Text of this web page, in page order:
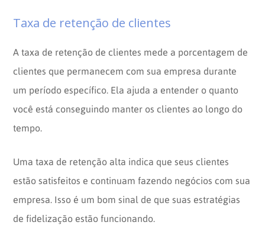
Taxa de retenção de clientes
A taxa de retenção de clientes mede a porcentagem de
clientes que permanecem com sua empresa durante
um período específico. Ela ajuda a entender o quanto
você está conseguindo manter os clientes ao longo do
tempo.
Uma taxa de retenção alta indica que seus clientes
estão satisfeitos e continuam fazendo negócios com sua
empresa. Isso é um bom sinal de que suas estratégias
de fidelização estão funcionando.